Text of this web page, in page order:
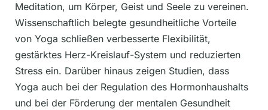
Meditation, um Körper, Geist und Seele zu vereinen.
Wissenschaftlich belegte gesundheitliche Vorteile
von Yoga schließen verbesserte Flexibilität,
gestärktes Herz-Kreislauf-System und reduzierten
Stress ein. Darüber hinaus zeigen Studien, dass
Yoga auch bei der Regulation des Hormonhaushalts
und bei der Förderung der mentalen Gesundheit